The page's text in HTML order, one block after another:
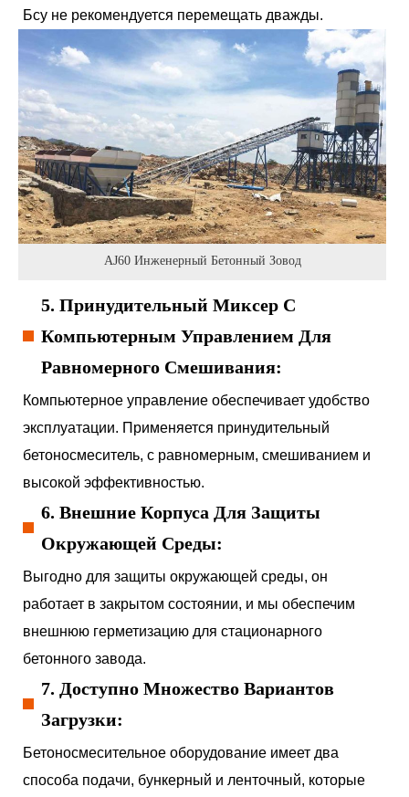
Бсу не рекомендуется перемещать дважды.
AJ60 Инженерный Бетонный Зовод
5. Принудительный Миксер С
Компьютерным Управлением Для
Равномерного Смешивания:
Компьютерное управление обеспечивает удобство
эксплуатации. Применяется принудительный
бетоносмеситель, с равномерным, смешиванием и
высокой эффективностью.
6. Внешние Корпуса Для Защиты
Окружающей Среды:
Выгодно для защиты окружающей среды, он
работает в закрытом состоянии, и мы обеспечим
внешнюю герметизацию для стационарного
бетонного завода.
7. Доступно Множество Вариантов
Загрузки:
Бетоносмесительное оборудование имеет два
способа подачи, бункерный и ленточный, которые